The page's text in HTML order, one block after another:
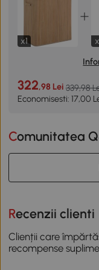
x1
322,98 Lei 339,98
Economisesti: 17,00
Comunitatea
Recenzii clienti
Clienții care
recompense